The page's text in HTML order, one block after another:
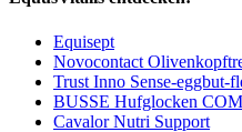
Equisept
Novocontact
Trust Inno Sense-eggbut-
BUSSE Hufglocken
Cavalor Nutri Support